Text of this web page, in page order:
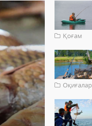
Қоғам
Оқиғалар